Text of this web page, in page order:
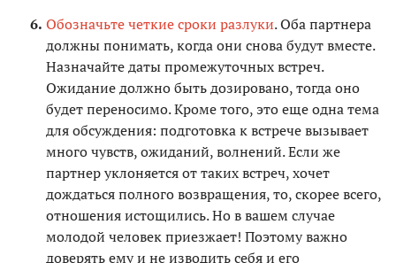
Обозначьте четкие сроки разлуки. Оба партнера
должны понимать, когда они снова будут вместе.
Назначайте даты промежуточных встреч.
Ожидание должно быть дозировано, тогда оно
будет переносимо. Кроме того, это еще одна тема
для обсуждения: подготовка к встрече вызывает
много чувств, ожиданий, волнений. Если же
партнер уклоняется от таких встреч, хочет
дождаться полного возвращения, то, скорее всего,
отношения истощились. Но в вашем случае
молодой человек приезжает! Поэтому важно
доверять ему и не изводить себя и его